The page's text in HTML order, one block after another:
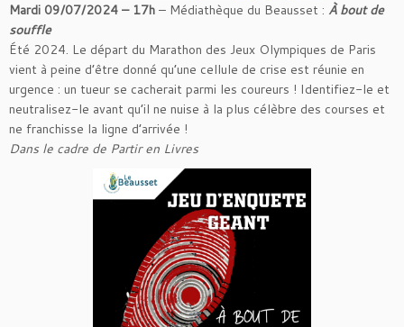
Mardi 09/07/2024 – 17h – Médiathèque du Beausset : À bout de
souffle
Été 2024. Le départ du Marathon des Jeux Olympiques de Paris
vient à peine d’être donné qu’une cellule de crise est réunie en
urgence : un tueur se cacherait parmi les coureurs ! Identifiez-le et
neutralisez-le avant qu’il ne nuise à la plus célèbre des courses et
ne franchisse la ligne d’arrivée !
Dans le cadre de Partir en Livres